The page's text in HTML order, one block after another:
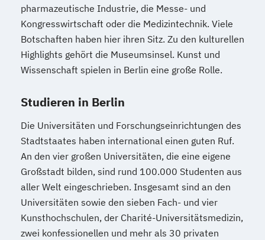
pharmazeutische Industrie, die Messe- und
Kongresswirtschaft oder die Medizintechnik. Viele
Botschaften haben hier ihren Sitz. Zu den kulturellen
Highlights gehört die Museumsinsel. Kunst und
Wissenschaft spielen in Berlin eine große Rolle.
Studieren in Berlin
Die Universitäten und Forschungseinrichtungen des
Stadtstaates haben international einen guten Ruf.
An den vier großen Universitäten, die eine eigene
Großstadt bilden, sind rund 100.000 Studenten aus
aller Welt eingeschrieben. Insgesamt sind an den
Universitäten sowie den sieben Fach- und vier
Kunsthochschulen, der Charité-Universitätsmedizin,
zwei konfessionellen und mehr als 30 privaten